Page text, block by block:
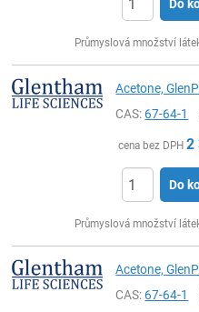
Do
Průmyslová množství
Acetone,
CAS:67-64-1
cena bez DPH 2
Do
Průmyslová množství
Acetone,
CAS:67-64-1